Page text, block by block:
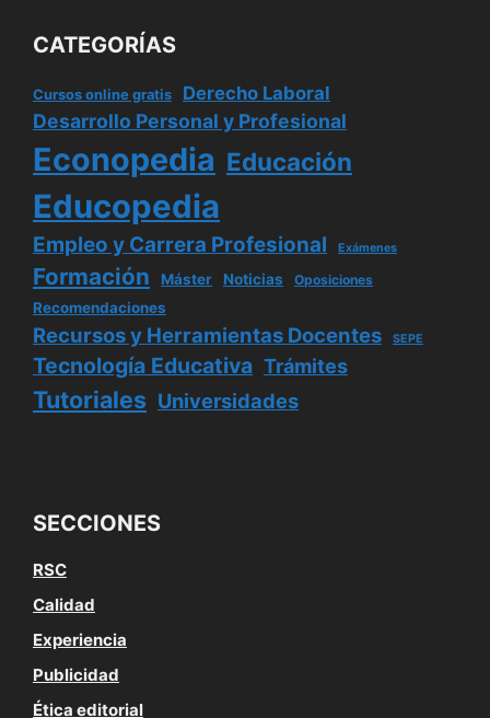
CATEGORÍAS
Cursos online gratis Derecho Laboral
Desarrollo Personal y Profesional
Econopedia Educación
Educopedia
Empleo y Carrera Profesional Exámenes
Formación Máster Noticias Oposiciones
Recomendaciones
Recursos y Herramientas Docentes SEPE
Tecnología Educativa Trámites
Tutoriales Universidades
SECCIONES
RSC
Calidad
Experiencia
Publicidad
Ética editorial